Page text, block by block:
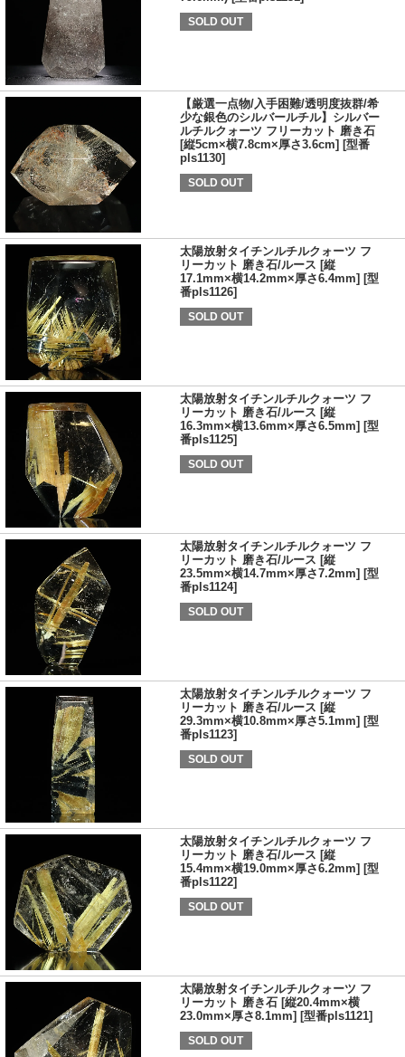
SOLD OUT
【厳選一点物/入手困難/透明度抜群/希
少な銀色のシルバールチル】シルバー
ルチルクォーツ フリーカット 磨き石
[縦5cm×横7.8cm×厚さ3.6cm] [型番
pls1130]
SOLD OUT
太陽放射タイチンルチルクォーツ フ
リーカット 磨き石/ルース [縦
17.1mm×横14.2mm×厚さ6.4mm] [型
番pls1126]
SOLD OUT
太陽放射タイチンルチルクォーツ フ
リーカット 磨き石/ルース [縦
16.3mm×横13.6mm×厚さ6.5mm] [型
番pls1125]
SOLD OUT
太陽放射タイチンルチルクォーツ フ
リーカット 磨き石/ルース [縦
23.5mm×横14.7mm×厚さ7.2mm] [型
番pls1124]
SOLD OUT
太陽放射タイチンルチルクォーツ フ
リーカット 磨き石/ルース [縦
29.3mm×横10.8mm×厚さ5.1mm] [型
番pls1123]
SOLD OUT
太陽放射タイチンルチルクォーツ フ
リーカット 磨き石/ルース [縦
15.4mm×横19.0mm×厚さ6.2mm] [型
番pls1122]
SOLD OUT
太陽放射タイチンルチルクォーツ フ
リーカット 磨き石 [縦20.4mm×横
23.0mm×厚さ8.1mm] [型番pls1121]
SOLD OUT